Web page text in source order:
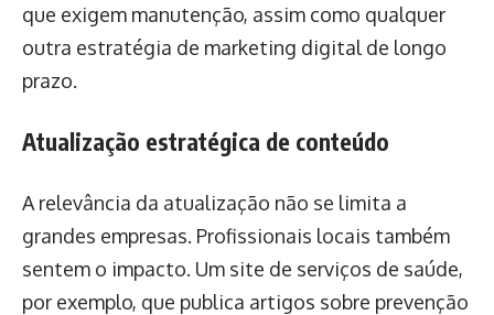
que exigem manutenção, assim como qualquer
outra estratégia de marketing digital de longo
prazo.
Atualização estratégica de conteúdo
A relevância da atualização não se limita a
grandes empresas. Profissionais locais também
sentem o impacto. Um site de serviços de saúde,
por exemplo, que publica artigos sobre prevenção